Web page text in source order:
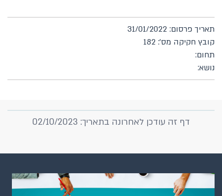
תאריך פרסום: 31/01/2022
קובץ חקיקה מס': 182
תחום:
נושא:
דף זה עודכן לאחרונה בתאריך: 02/10/2023